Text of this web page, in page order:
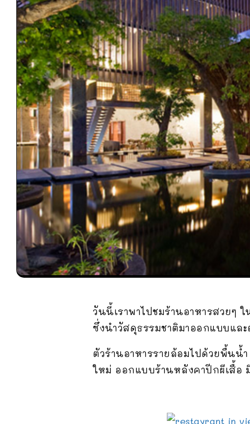
วันนี้เราพาไปชมร้านอาหารสวยๆ
ซึ่งนำวัสดุธรรมชาติมาออกแบบแล
ตัวร้านอาหารรายล้อมไปด้วยพื้นน้
ใหม่ ออกแบบร้านหลังคาปีกผีเสื้อ